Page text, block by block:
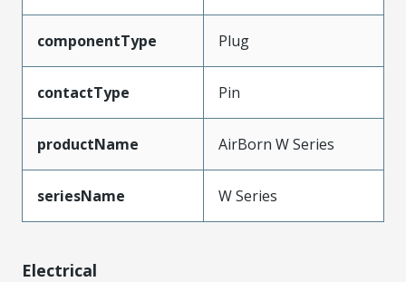
componentType Plug
contactType Pin
productName AirBorn W Series
seriesName W Series
Electrical